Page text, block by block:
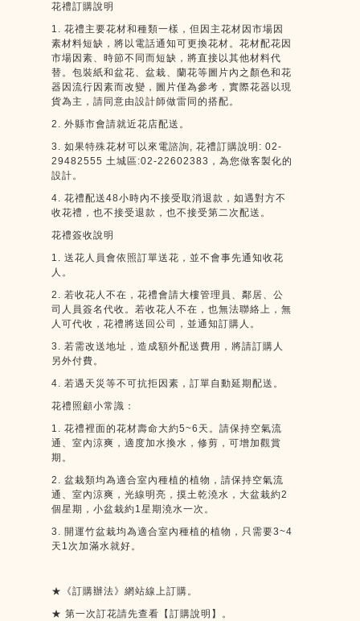
花禮訂購說明
1. 花禮主要花材和種類一樣，但因主花材因市場因
素材料短缺，將以電話通知可更換花材。花材配花因
市場因素、時節不同而短缺，將直接以其他材料代
替。包裝紙和盆花、盆栽、蘭花等圖片內之顏色和花
器因流行因素而改變，圖片僅為參考，實際花器以現
貨為主，請同意由設計師做雷同的搭配。
2. 外縣市會請就近花店配送。
3. 如果特殊花材可以來電諮詢, 花禮訂購說明 : 02-
29482555 土城區 :02-22602383 ，為您做客製化的
設計。
4. 花禮配送48小時內不接受取消退款，如遇對方不
收花禮，也不接受退款，也不接受第二次配送。
花禮簽收說明
1. 送花人員會依照訂單送花，並不會事先通知收花
人。
2. 若收花人不在，花禮會請大樓管理員、鄰居、公
司人員簽名代收。若收花人不在，也無法聯絡上，無
人可代收，花禮將送回公司，並通知訂購人。
3. 若需改送地址，造成額外配送費用，將請訂購人
另外付費。
4. 若遇天災等不可抗拒因素，訂單自動延期配送。
花禮照顧小常識：
1. 花禮裡面的花材壽命大約5~6 天。請保持空氣流
通、室內涼爽，適度加水換水，修剪，可增加觀賞
期。
2. 盆栽類均為適合室內種植的植物，請保持空氣流
通、室內涼爽，光線明亮，摸土乾澆水，大盆栽約2
個星期，小盆栽約1星期澆水一次。
3. 開運竹盆栽均為適合室內種植的植物，只需要3~4
天 1 次加滿水就好。
★《訂購辦法》網站線上訂購。
★ 第一次訂花請先查看【訂購說明】。